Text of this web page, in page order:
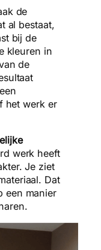
de
al bestaat,
bij de
kleuren in
de
het werk er
werk heeft
Je ziet
Dat
een manier